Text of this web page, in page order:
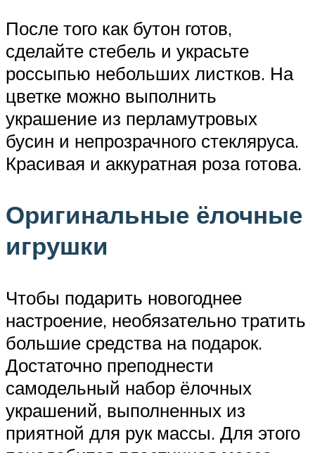
После того как бутон готов,
сделайте стебель и украсьте
россыпью небольших листков. На
цветке можно выполнить
украшение из перламутровых
бусин и непрозрачного стекляруса.
Красивая и аккуратная роза готова.
Оригинальные ёлочные
игрушки
Чтобы подарить новогоднее
настроение, необязательно тратить
большие средства на подарок.
Достаточно преподнести
самодельный набор ёлочных
украшений, выполненных из
приятной для рук массы. Для этого